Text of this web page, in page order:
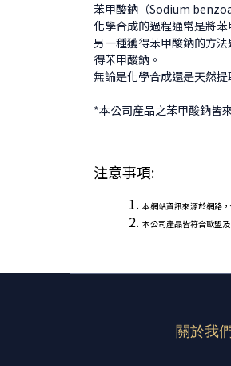
苯甲酸鈉（Sodium
化學合成的過程通常是將
另一種獲得苯甲酸鈉的方
得苯甲酸鈉。
無論是化學合成還是天然
*本公司產品之苯甲酸鈉皆
注意事項:
本網站資訊來源於網路
本公司產品皆符合歐盟
關於我